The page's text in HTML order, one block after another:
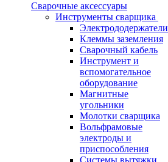
Сварочные аксессуары
Инструменты сварщика
Электрододержатели
Клеммы заземления
Сварочный кабель
Инструмент и
вспомогательное
оборудование
Магнитные
угольники
Молотки сварщика
Вольфрамовые
электроды и
приспособления
Системы вытяжки